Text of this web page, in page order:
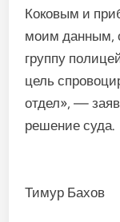
Коковым и
моим данным,
группу
цель
отдел», —
ре­шение суда.
Тимур Бахов